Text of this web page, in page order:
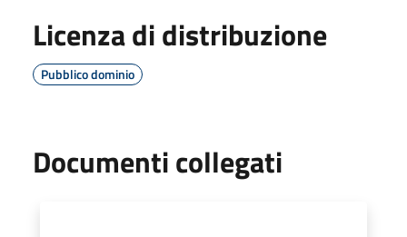
Licenza di distribuzione
Pubblico dominio
Documenti collegati